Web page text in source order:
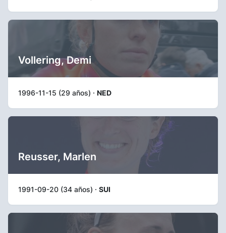
Vollering, Demi
1996-11-15 (29 años) · NED
Reusser, Marlen
1991-09-20 (34 años) · SUI